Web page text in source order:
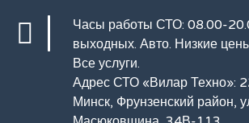
Часы работы СТО: 08.00-
выходных. Авто. Низкие
Все услуги.
Адрес СТО «Вилар Техно»:
Минск, Фрунзенский район,